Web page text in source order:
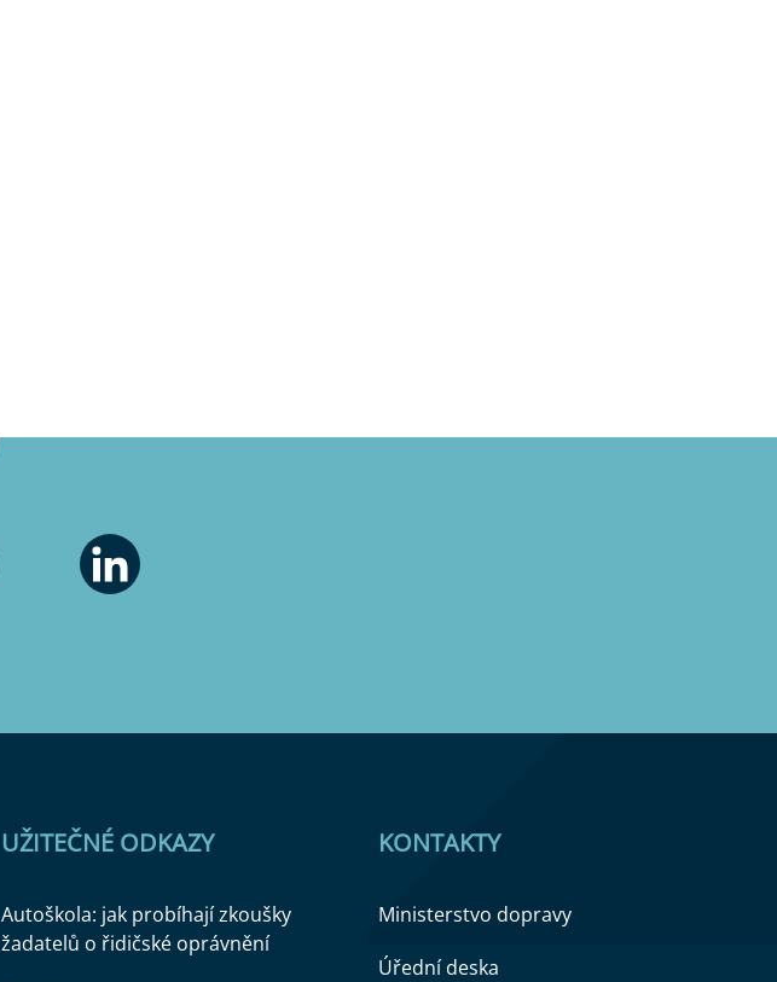
UŽITEČNÉ ODKAZY
Autoškola: jak probíhají zkoušky
žadatelů o řidičské oprávnění
KONTAKTY
Ministerstvo dopravy
Úřední deska